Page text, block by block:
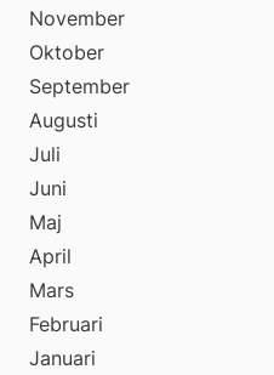
November
Oktober
September
Augusti
Juli
Juni
Maj
April
Mars
Februari
Januari